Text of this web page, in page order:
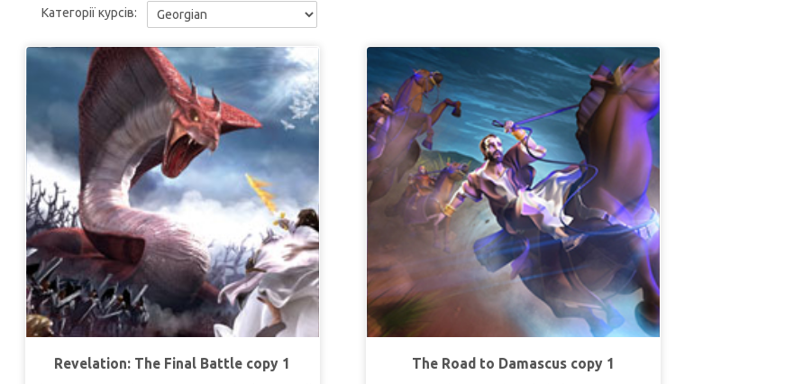
Категорії курсів:
Revelation: The Final Battle copy 1 The Road to Damascus copy 1